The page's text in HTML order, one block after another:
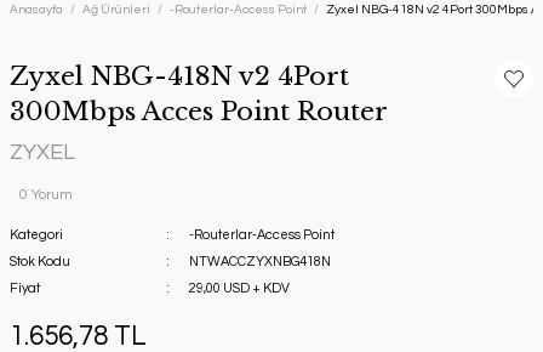
Anasayfa Ağ Ürünleri -Routerlar-Access Point Zyxel NBG-418N v2 4Port 300Mbps
Zyxel NBG-418N v2 4Port
300Mbps Acces Point Router
ZYXEL
0 Yorum
Kategori
-Routerlar-Access Point
Stok Kodu
NTWACCZYXNBG418N
Fiyat
29,00 USD + KDV
1.656,78 TL